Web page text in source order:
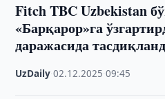
Fitch TBC Uzbekistan
«Барқарор»га
даражасида
UzDaily ·02.12.2025 ·09:45